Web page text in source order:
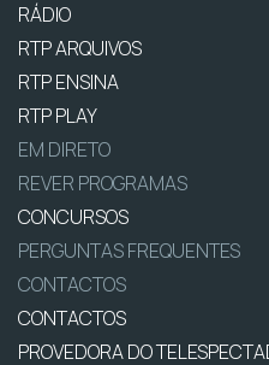
RÁDIO
RTP ARQUIVOS
RTP ENSINA
RTP PLAY
EM DIRETO
REVER PROGRAMAS
CONCURSOS
PERGUNTAS FREQUENTES
CONTACTOS
CONTACTOS
PROVEDORA DO